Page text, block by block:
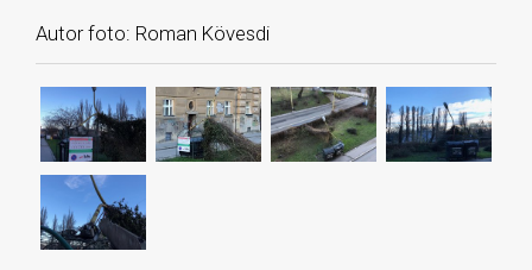
Autor foto: Roman Kövesdi